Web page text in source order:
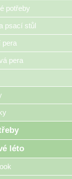
potřeby
psací stůl
pera
pera
léto